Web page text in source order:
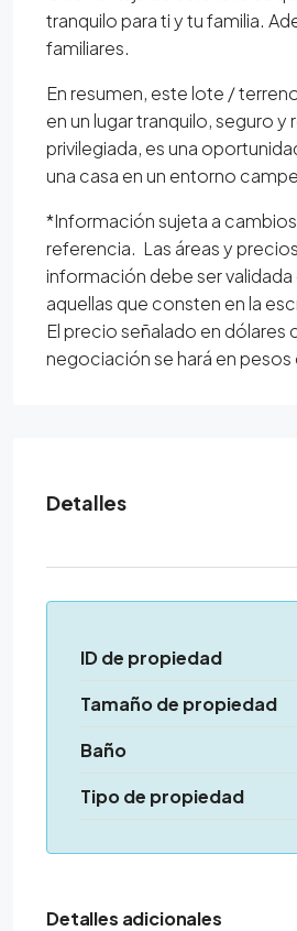
tranquilo para ti y tu familia.
familiares.
En resumen, este lote /
en un lugar tranquilo, seguro
privilegiada, es una
una casa en un entorno
*Información sujeta a
referencia. Las áreas y
información debe ser
aquellas que consten en la
El precio señalado en dólares
negociación se hará en
Detalles
ID de propiedad
Tamaño de propiedad
Baño
Tipo de propiedad
Detalles adicionales